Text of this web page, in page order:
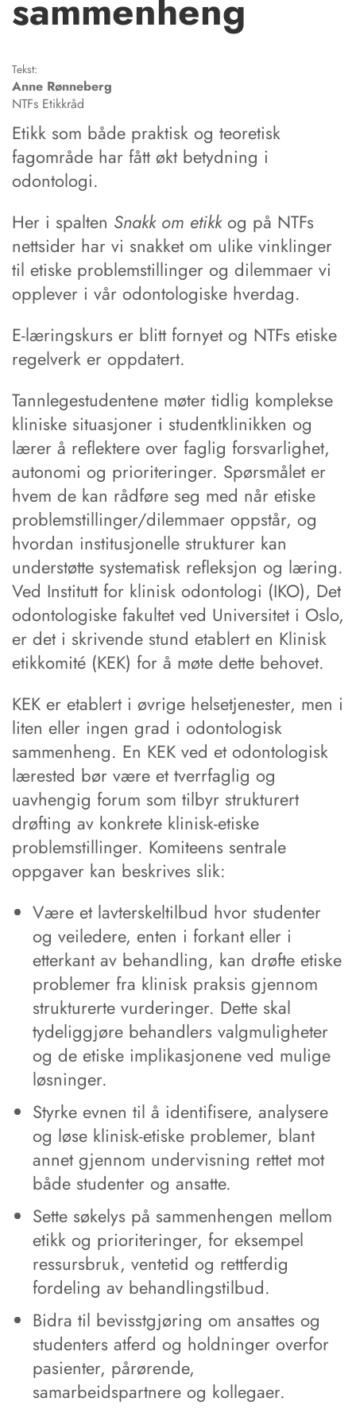
sammenheng
Tekst:
Anne Rønneberg
NTFs Etikkråd
Etikk som både praktisk og teoretisk
fagområde har fått økt betydning i
odontologi.
Her i spalten Snakk om etikkog på NTFs
nettsider har vi snakket om ulike vinklinger
til etiske problemstillinger og dilemmaer vi
opplever i vår odontologiske hverdag.
E-læringskurs er blitt fornyet og NTFs etiske
regelverk er oppdatert.
Tannlegestudentene møter tidlig komplekse
kliniske situasjoner i studentklinikken og
lærer å reflektere over faglig forsvarlighet,
autonomi og prioriteringer. Spørsmålet er
hvem de kan rådføre seg med når etiske
problemstillinger/dilemmaer oppstår, og
hvordan institusjonelle strukturer kan
understøtte systematisk refleksjon og læring.
Ved Institutt for klinisk odontologi (IKO), Det
odontologiske fakultet ved Universitet i Oslo,
er det i skrivende stund etablert en Klinisk
etikkomité (KEK) for å møte dette behovet.
KEK er etablert i øvrige helsetjenester, men i
liten eller ingen grad i odontologisk
sammenheng. En KEK ved et odontologisk
lærested bør være et tverrfaglig og
uavhengig forum som tilbyr strukturert
drøfting av konkrete klinisk-etiske
problemstillinger. Komiteens sentrale
oppgaver kan beskrives slik:
Være et lavterskeltilbud hvor studenter
og veiledere, enten i forkant eller i
etterkant av behandling, kan drøfte etiske
problemer fra klinisk praksis gjennom
strukturerte vurderinger. Dette skal
tydeliggjøre behandlers valgmuligheter
og de etiske implikasjonene ved mulige
løsninger.
Styrke evnen til å identifisere, analysere
og løse klinisk-etiske problemer, blant
annet gjennom undervisning rettet mot
både studenter og ansatte.
Sette søkelys på sammenhengen mellom
etikk og prioriteringer, for eksempel
ressursbruk, ventetid og rettferdig
fordeling av behandlingstilbud.
Bidra til bevisstgjøring om ansattes og
studenters atferd og holdninger overfor
pasienter, pårørende,
samarbeidspartnere og kollegaer.